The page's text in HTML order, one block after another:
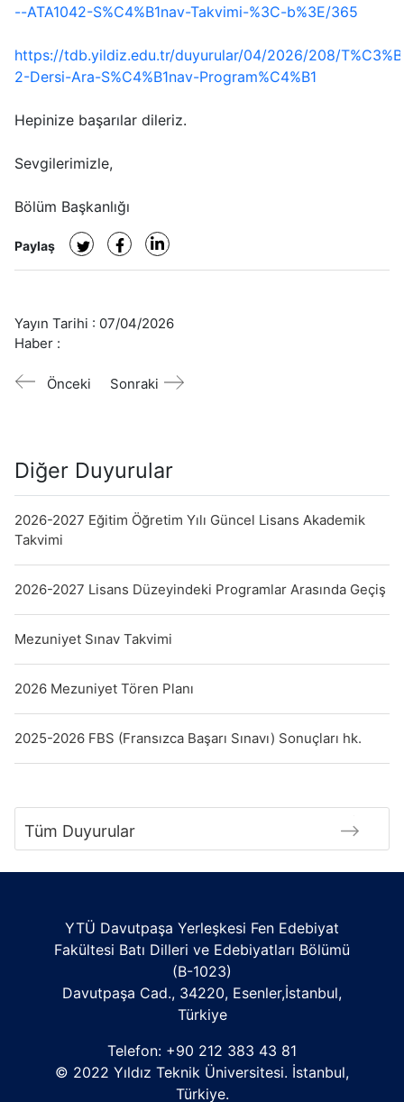
--ATA1042-S%C4%B1nav-Takvimi-%3C-b%3E/365
https://tdb.yildiz.edu.tr/duyurular/04/2026/208/
2-Dersi-Ara-S%C4%B1nav-Program%C4%B1
Hepinize başarılar dileriz.
Sevgilerimizle,
Bölüm Başkanlığı
Paylaş
Yayın Tarihi : 07/04/2026
Haber :
Önceki Sonraki
Diğer Duyurular
2026-2027 Eğitim Öğretim Yılı Güncel Lisans Akademik
Takvimi
2026-2027 Lisans Düzeyindeki Programlar Arasında Geçiş
Mezuniyet Sınav Takvimi
2026 Mezuniyet Tören Planı
2025-2026 FBS (Fransızca Başarı Sınavı) Sonuçları hk.
Tüm Duyurular
YTÜ Davutpaşa Yerleşkesi Fen Edebiyat
Fakültesi Batı Dilleri ve Edebiyatları Bölümü
(B-1023)
Davutpaşa Cad., 34220, Esenler,İstanbul,
Türkiye
Telefon: +90 212 383 43 81
© 2022 Yıldız Teknik Üniversitesi. İstanbul,
Türkiye.